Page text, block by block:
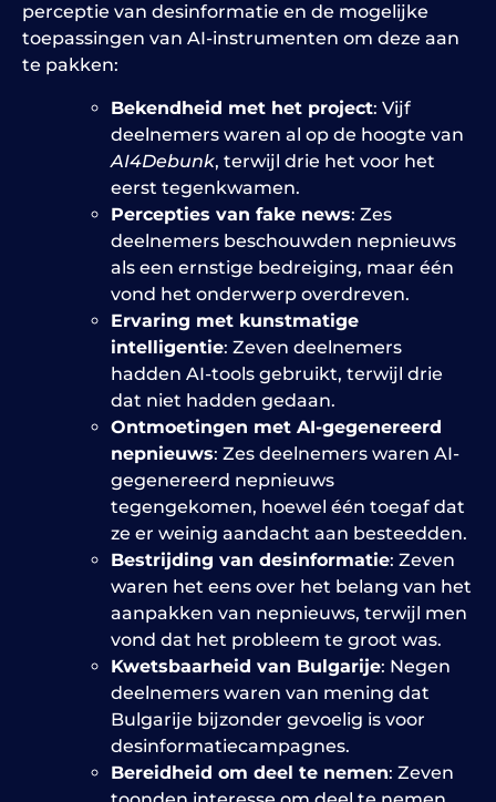
perceptie van desinformatie en de mogelijke
toepassingen van AI-instrumenten om deze aan
te pakken:
Bekendheid met het project: Vijf
deelnemers waren al op de hoogte van
AI4Debunk, terwijl drie het voor het
eerst tegenkwamen.
Percepties van fake news: Zes
deelnemers beschouwden nepnieuws
als een ernstige bedreiging, maar één
vond het onderwerp overdreven.
Ervaring met kunstmatige
intelligentie: Zeven deelnemers
hadden AI-tools gebruikt, terwijl drie
dat niet hadden gedaan.
Ontmoetingen met AI-gegenereerd
nepnieuws: Zes deelnemers waren AI-
gegenereerd nepnieuws
tegengekomen, hoewel één toegaf dat
ze er weinig aandacht aan besteedden.
Bestrijding van desinformatie: Zeven
waren het eens over het belang van het
aanpakken van nepnieuws, terwijl men
vond dat het probleem te groot was.
Kwetsbaarheid van Bulgarije: Negen
deelnemers waren van mening dat
Bulgarije bijzonder gevoelig is voor
desinformatiecampagnes.
Bereidheid om deel te nemen: Zeven